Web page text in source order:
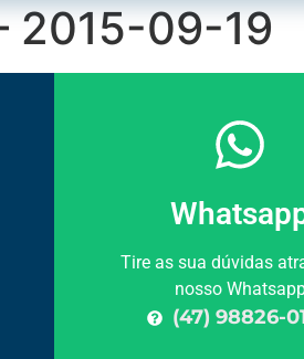
2015-09-19
Tire as sua dúvidas
nosso
(47) 98826-